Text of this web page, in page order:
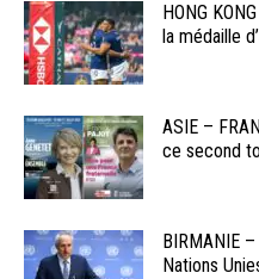
HONG
la médaille
ASIE –
ce second
BIRMANIE
Nations